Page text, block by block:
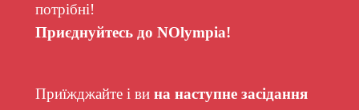
потрібні!
Приєднуйтесь до NOlympia!
Приїжджайте і ви на наступне засідання